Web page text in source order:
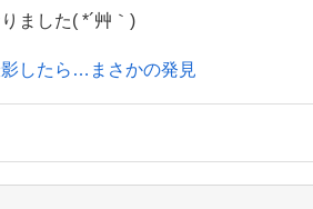
ました( *´艸｀)
したら…まさかの発見